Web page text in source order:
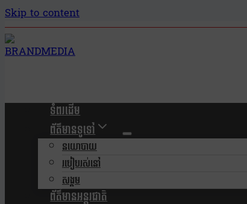
Skip to content
ទំពរដើម
ព័ត៌មានទូទៅ
នយោបាយ
របៀបរស់នៅ
សង្គម
ព័ត៌មានអន្តរជាតិ